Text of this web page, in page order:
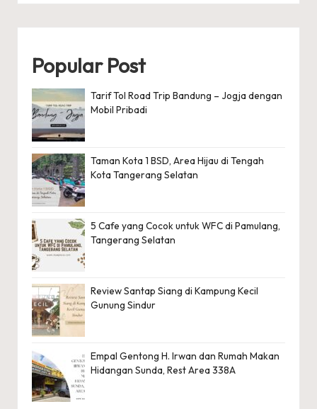
Popular Post
Tarif Tol Road Trip Bandung – Jogja dengan
Mobil Pribadi
Taman Kota 1 BSD, Area Hijau di Tengah
Kota Tangerang Selatan
5 Cafe yang Cocok untuk WFC di Pamulang,
Tangerang Selatan
Review Santap Siang di Kampung Kecil
Gunung Sindur
Empal Gentong H. Irwan dan Rumah Makan
Hidangan Sunda, Rest Area 338A